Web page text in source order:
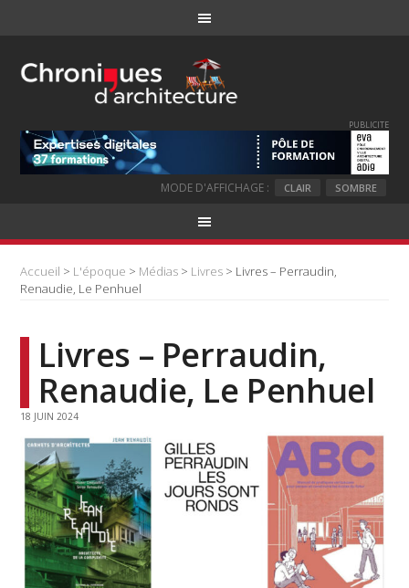
PUBLICITE
MODE D'AFFICHAGE : CLAIR SOMBRE
Accueil > L'époque > Médias > Livres > Livres – Perraudin,
Renaudie, Le Penhuel
Livres – Perraudin,
Renaudie, Le Penhuel
18 JUIN 2024